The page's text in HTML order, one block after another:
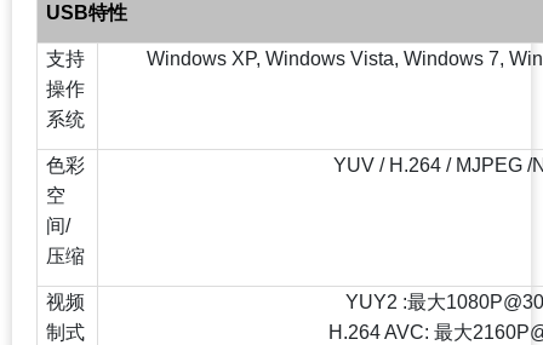
USB特性
支持
操作
系统
Windows XP, Windows Vista, Windows 7,
色彩
空
间/
压缩
YUV / H.264 / MJPEG /
视频
制式
YUY2 :最大
H.264 AVC: 最大